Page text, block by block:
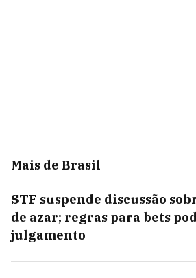
Mais de Brasil
STF suspende discussão
de azar; regras para bets
julgamento